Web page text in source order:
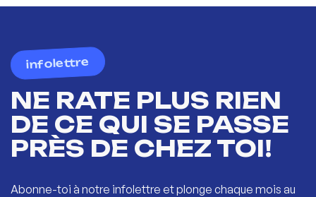
infolettre
NE RATE PLUS RIEN
DE CE QUI SE PASSE
PRÈS DE CHEZ TOI!
Abonne-toi à notre infolettre et plonge chaque mois au